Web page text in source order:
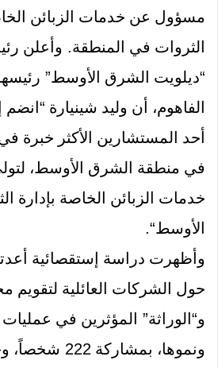
مسؤول عن خدمات الزبائن
الثروات في المنطقة. وأعلن
“ديلويت الشرق الأوسط”
الفاهوم، أن وليد شينيارة “
أحد المستشارين الأكثر خبرة
في منطقة الشرق الأوسط،
خدمات الزبائن الخاصة بإدارة
الأوسط“.
وأظهرت دراسة إستقصائية
حول الشركات العائلية لتقويم
و“ الوراثة” المؤثرين في عمليات
ونموها، بمشاركة 222 شخصاً،